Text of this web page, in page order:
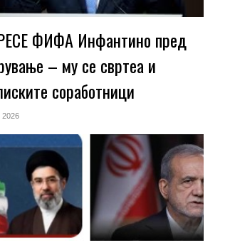
ФИФА Инфантино пред
– му се свртеа и
соработници
2026